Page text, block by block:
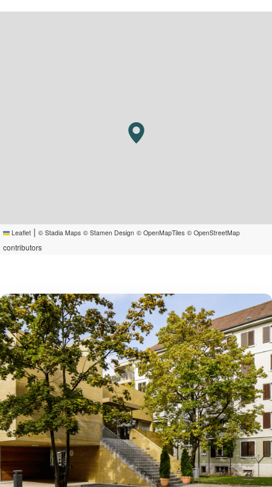
Leaflet | © Stadia Maps © Stamen Design © OpenMapTiles © OpenStreetMap
contributors